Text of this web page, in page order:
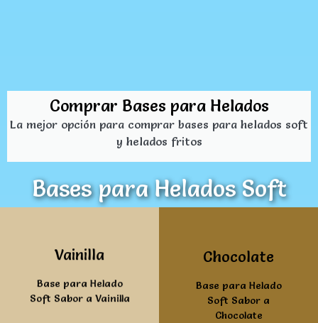
Comprar Bases para Helados
La mejor opción para comprar bases para helados soft
y helados fritos
Bases para Helados Soft
Vainilla
Base para Helado
Soft Sabor a Vainilla
Ver mas Chocolate
Base para Helado
Soft Sabor a
Chocolate